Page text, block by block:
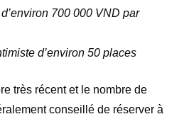
700 000 VND par
d’environ 50 places
très récent et le nombre de
conseillé de réserver à